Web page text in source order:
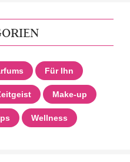
Für Ihn
Make-up
Wellness